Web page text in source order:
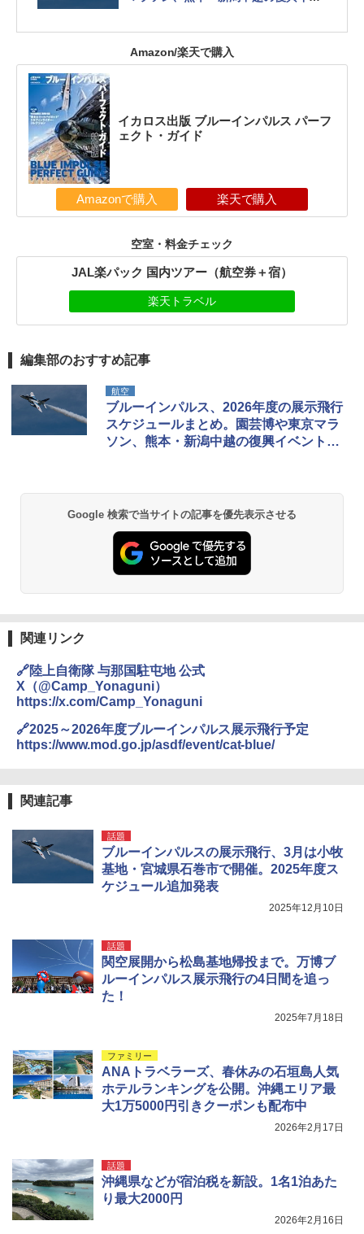
Amazon/楽天で購入
イカロス出版 ブルーインパルス パーフ
ェクト・ガイド
Amazonで購入 楽天で購入
空室・料金チェック
JAL楽パック 国内ツアー（航空券＋宿）
楽天トラベル
編集部のおすすめ記事
航空
ブルーインパルス、2026年度の展示飛行
スケジュールまとめ。園芸博や東京マラ
ソン、熊本・新潟中越の復興イベントな
Google 検索で当サイトの記事を優先表示させる
関連リンク
🔗陸上自衛隊 与那国駐屯地 公式
X（@Camp_Yonaguni）
https://x.com/Camp_Yonaguni
🔗2025～2026年度ブルーインパルス展示飛行予定
https://www.mod.go.jp/asdf/event/cat-blue/
関連記事
話題
ブルーインパルスの展示飛行、3月は小牧
基地・宮城県石巻市で開催。2025年度ス
ケジュール追加発表
2025年12月10日
話題
関空展開から松島基地帰投まで。万博ブ
ルーインパルス展示飛行の4日間を追っ
た！
2025年7月18日
ファミリー
ANAトラベラーズ、春休みの石垣島人気
ホテルランキングを公開。沖縄エリア最
大1万5000円引きクーポンも配布中
2026年2月17日
話題
沖縄県などが宿泊税を新設。1名1泊あた
り最大2000円
2026年2月16日